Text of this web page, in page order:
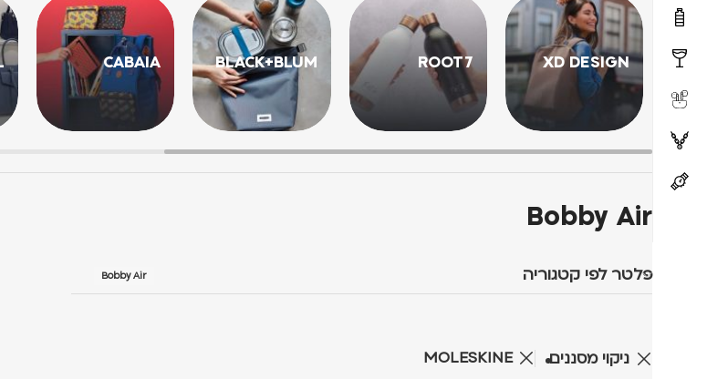
XD DESIGN
ROOT7
BLACK+BLUM
CABAIA
Bobby Air
פלטר לפי קטגוריה Bobby Air
ניקוי מסננים MOLESKINE